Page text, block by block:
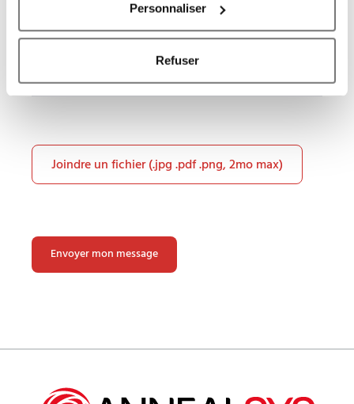
Personnaliser
Refuser
Joindre un fichier (.jpg .pdf .png, 2mo max)
ce
champ
vide.